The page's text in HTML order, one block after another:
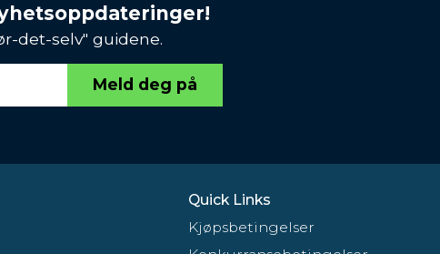
det-selv" guidene.
Meld deg på
Quick Links
Kjøpsbetingelser